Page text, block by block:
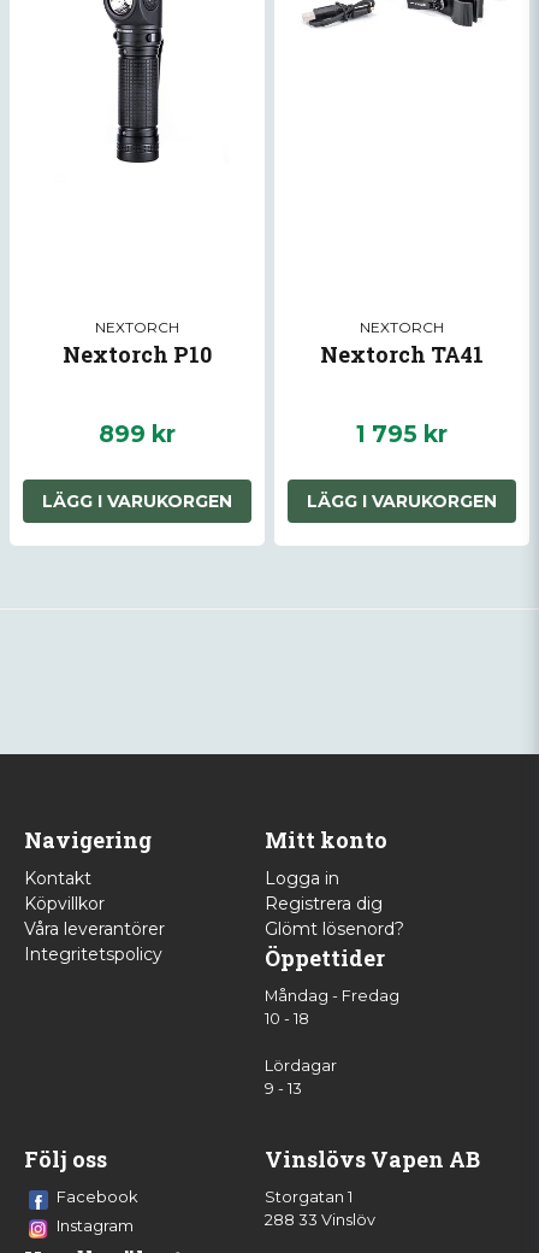
NEXTORCH
Nextorch P10
899 kr
LÄGG I VARUKORGEN
NEXTORCH
Nextorch TA41
1 795 kr
LÄGG I VARUKORGEN
Navigering
Kontakt
Köpvillkor
Våra leverantörer
Integritetspolicy
Mitt konto
Logga in
Registrera dig
Glömt lösenord?
Öppettider
Måndag - Fredag
10 - 18
Lördagar
9 - 13
Följ oss
Facebook
Instagram
Vinslövs Vapen AB
Storgatan 1
288 33 Vinslöv